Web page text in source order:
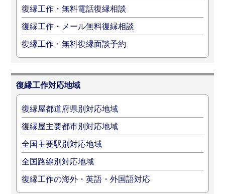
復縁工作・無料電話復縁相談
復縁工作・メール無料復縁相談
復縁工作・無料復縁面談予約
復縁工作対応地域
復縁屋都道府県別対応地域
復縁屋主要都市別対応地域
全国主要駅別対応地域
全国路線別対応地域
復縁工作の海外・英語・外国語対応